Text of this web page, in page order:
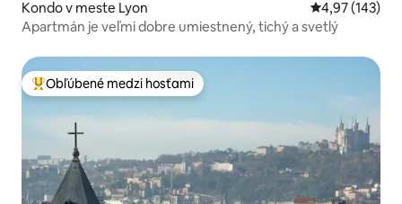
Kondo v meste Lyon Priemerné
4,97 (143)
Apartmán je veľmi dobre umiestnený, tichý a svetlý
Najobľúbenejšie medzi hosťami
Obľúbené medzi hosťami